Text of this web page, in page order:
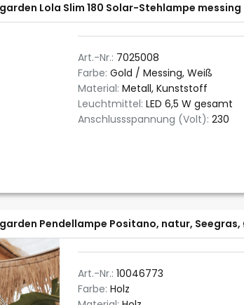
Lola Slim 180 Solar-Stehlampe messing
Art.-Nr.: 7025008
Farbe: Gold / Messing, Weiß
Material: Metall, Kunststoff
Leuchtmittel: LED 6,5 W gesamt
Anschlussspannung (Volt): 230
Pendellampe Positano, natur, Seegras,
Art.-Nr.: 10046773
Farbe: Holz